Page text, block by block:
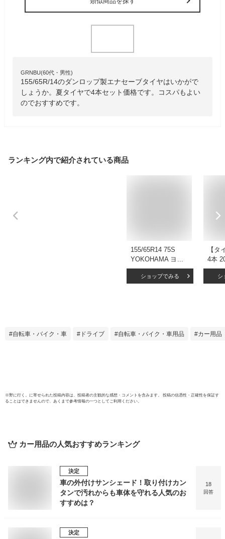
GRNBU(60代・男性)
155/65R/14のダンロップ製エナセーブタイヤはいかがで
しょうか。夏タイヤで4本セット価格です。コスパもよい
のでおすすめです。
ランキング内で紹介されている商品
155/65R14 75S
YOKOHAMA ヨコ
ハマ S306 夏サマー
タイヤ 単品4本価格
ショップでみる
【タ
4本
ータ
155/
シ
自転車・バイク・車 ドライブ 自転車・バイク・車用品 カー用品
※野に行く。 に寄せられた投稿内容は、投稿者の主観的な感想・コメントを含みます。 投稿の信憑性・正確性を保証す
ることはできませんので、あくまで参考情報の一つとしてご利用ください。
カー用品の人気おすすめランキング
決定
車の外付けサンシェード！取り付けカン
タンで汚れからも車体を守れる人気のお
すすめは？
18
回答
決定